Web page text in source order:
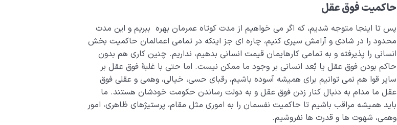
حاکمیت فوق عقل
پس تا اینجا متوجه شدیم، که اگر می خواهیم از مدت کوتاه عمرمان بهره ببریم و این مدت
محدود را در شادی و آرامش سپری کنیم، چاره ای جز اینکه در تمامی اعمالمان حاکمیت بخش
انسانی را پذیرفته و به تمامی کارهایمان قیمت انسانی بدهیم، نداریم. چنین کاری هم بدون
حاکم بودن فوق عقل یا بُعد انسانی بر وجود ما ممکن نیست. اما حتی با غلبۀ فوق عقل بر
سایر قوا هم نمی توانیم برای همیشه آسوده باشیم، رقبای حسی، خیالی، وهمی و عقلی فوق
عقل ما مدام به دنبال کنار زدن فوق عقل و به دولت رساندن حکومت خودشان هستند. ما
باید همیشه مراقب باشیم تا حاکمیت نفسمان را به اموری مثل مقام، پرستیژهای ظاهری، امور
وهمی، شهوت ها و قدرت ها نفروشیم.